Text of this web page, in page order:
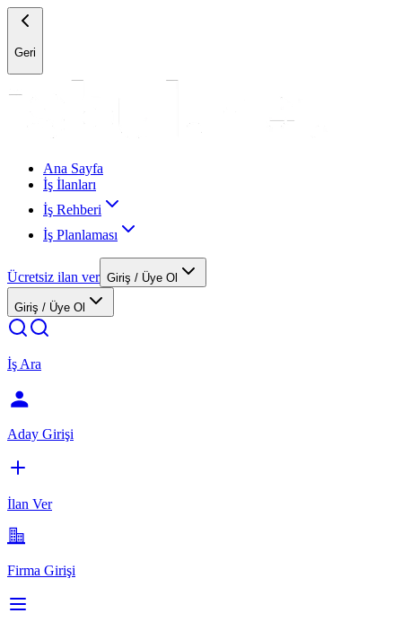
Geri
Ana Sayfa
İş İlanları
İş Rehberi
İş Planlaması
Ücretsiz ilan ver Giriş / Üye Ol
Giriş / Üye Ol
İş Ara
Aday Girişi
İlan Ver
Firma Girişi